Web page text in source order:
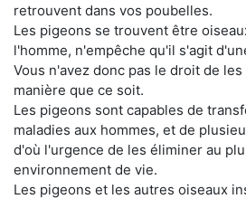
retrouvent dans vos poubelles.
Les pigeons se trouvent être
l'homme, n'empêche qu'il s'agit
Vous n'avez donc pas le droit de
manière que ce soit.
Les pigeons sont capables de
maladies aux hommes, et de
d'où l'urgence de les éliminer au
environnement de vie.
Les pigeons et les autres oiseaux